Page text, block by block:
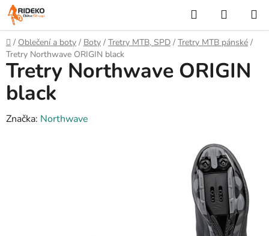
Přejít
na
obsah
Hledat
KOŠÍK
Domů
/ Oblečení a boty / Boty / Tretry MTB, SPD / Tretry MTB pánské /
Tretry Northwave ORIGIN black
Tretry Northwave ORIGIN
black
Značka: Northwave